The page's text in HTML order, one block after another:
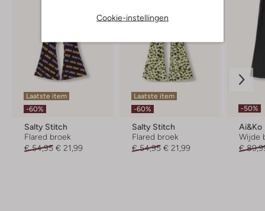
Cookie-instellingen
Laatste item
-60%
Salty Stitch
Flared broek
€ 54,95 € 21,99
Laatste item
-60%
Salty Stitch
Flared broek
€ 54,95 € 21,99
-50%
Ai&ko
Wijde
€